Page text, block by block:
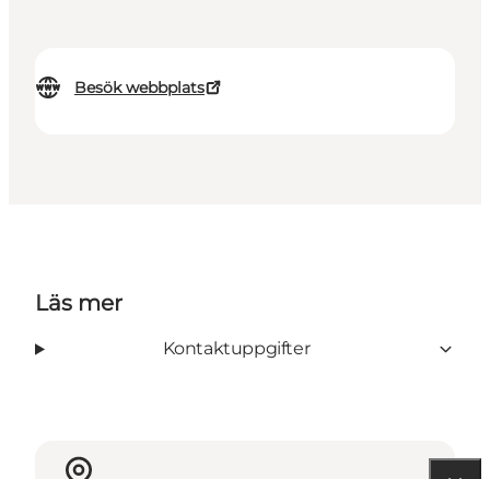
Besök webbplats
Läs mer
Kontaktuppgifter